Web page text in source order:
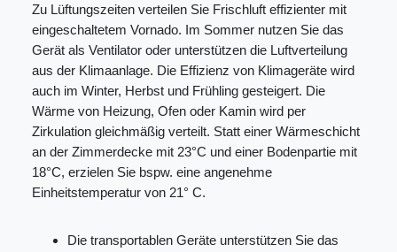
Zu Lüftungszeiten verteilen Sie Frischluft effizienter mit
eingeschaltetem Vornado. Im Sommer nutzen Sie das
Gerät als Ventilator oder unterstützen die Luftverteilung
aus der Klimaanlage. Die Effizienz von Klimageräte wird
auch im Winter, Herbst und Frühling gesteigert. Die
Wärme von Heizung, Ofen oder Kamin wird per
Zirkulation gleichmäßig verteilt. Statt einer Wärmeschicht
an der Zimmerdecke mit 23°C und einer Bodenpartie mit
18°C, erzielen Sie bspw. eine angenehme
Einheitstemperatur von 21° C.
Die transportablen Geräte unterstützen Sie das